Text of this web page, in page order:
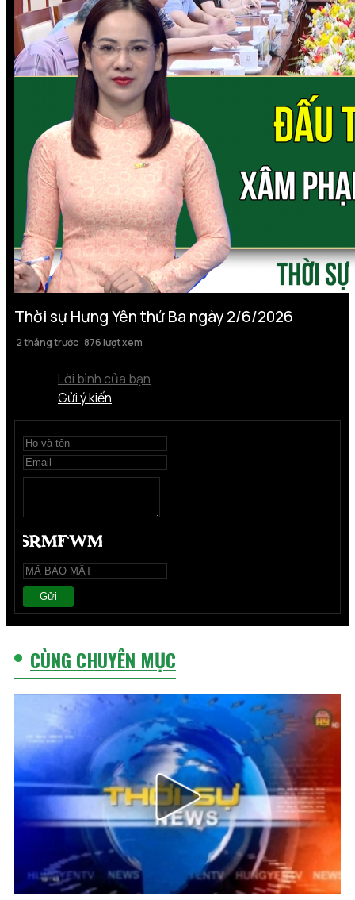
Thời sự Hưng Yên thứ Ba ngày 2/6/2026
2 tháng trước 876 lượt xem
Lời bình của bạn
Gửi ý kiến
Gửi
CÙNG CHUYÊN MỤC